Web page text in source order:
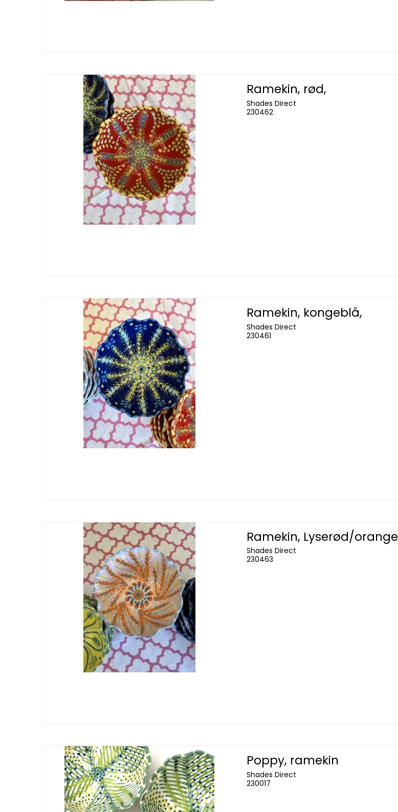
Ramekin, rød,
Shades Direct
230462
Ramekin, kongeblå,
Shades Direct
230461
Ramekin, Lyserød/orange
Shades Direct
230463
Poppy, ramekin
Shades Direct
230017